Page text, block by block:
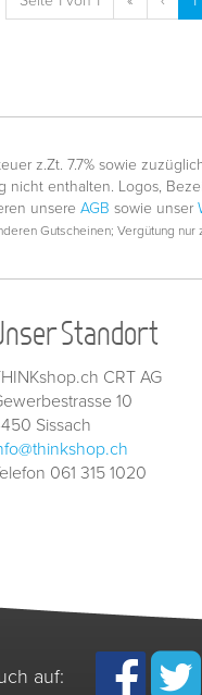
z.Zt. 7.7% sowie
enthalten. Logos,
unsere AGB sowie unser
Gutscheinen; Vergütung
Standort
CRT AG
10
Sissach
061 315 1020
auf: